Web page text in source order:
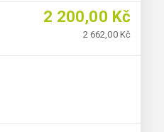
2 200,00 Kč
2 662,00 Kč